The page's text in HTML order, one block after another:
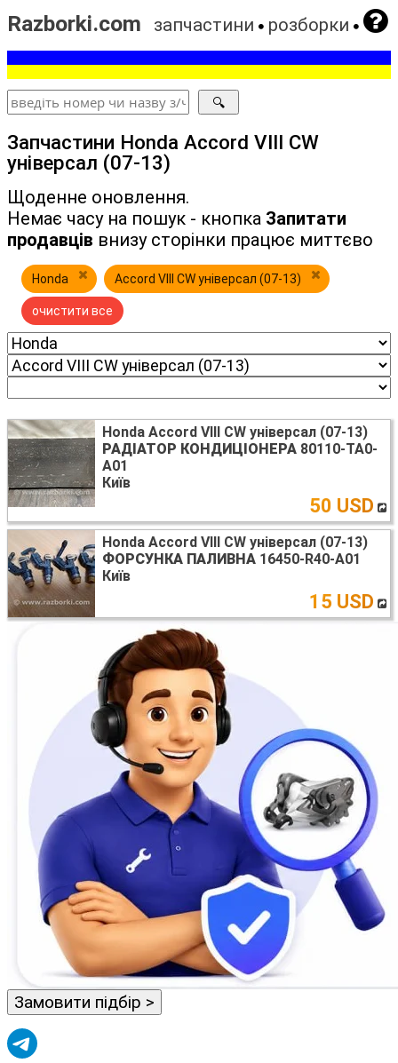
Razborki.com запчастини розборки
Запчастини Honda Accord VIII CW
універсал (07-13)
Щоденне оновлення.
Немає часу на пошук - кнопка Запитати
продавців внизу сторінки працює миттєво
Honda Accord VIII CW універсал (07-13)
очистити все
Honda Accord VIII CW універсал (07-13)
РАДІАТОР КОНДИЦІОНЕРА 80110-TA0-
A01
Київ
50 USD
Honda Accord VIII CW універсал (07-13)
ФОРСУНКА ПАЛИВНА 16450-R40-A01
Київ
15 USD
Замовити підбір >